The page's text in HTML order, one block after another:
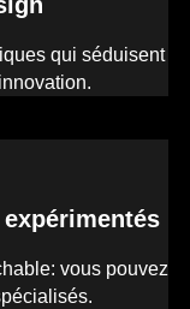
qui séduisent
vous pouvez